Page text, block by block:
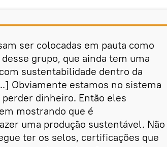
ser colocadas em pauta como
grupo, que ainda tem uma
sustentabilidade dentro da
Obviamente estamos no sistema
dinheiro. Então eles
mostrando que é
uma produção sustentável. Não
ter os selos, certificações que